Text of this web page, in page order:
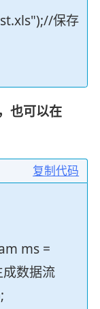
保存
也可以在
复制代码
ms =
数据流